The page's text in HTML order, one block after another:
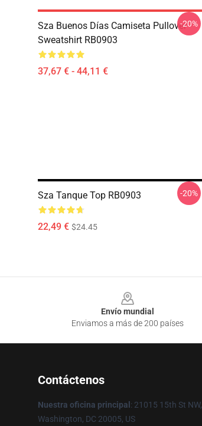
Sza Buenos Días Camiseta Pullover
Sweatshirt RB0903
37,67 € - 44,11 €
-20%
Sza Tanque Top RB0903
22,49 € $24.45
-20%
Envío mundial
Enviamos a más de 200 países
Contáctenos
Nuestra oficina principal : 21015 15th St NW,
Washington, DC 20005, US